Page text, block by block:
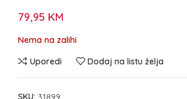
79,95 KM
Nema na zalihi
Uporedi
Dodaj na listu želja
SKU: 31899